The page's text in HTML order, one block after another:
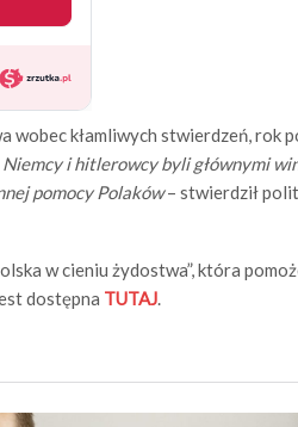
kłamliwych stwierdzeń, rok
Niemcy i hitlerowcy byli głównymi
pomocy Polaków– stwierdził
w cieniu żydostwa”, która
dostępna TUTAJ.